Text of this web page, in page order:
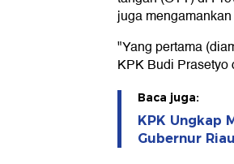
juga
"Yang pertama
KPK Budi Prasetyo
Baca juga:
KPK Ungkap
Gubernur